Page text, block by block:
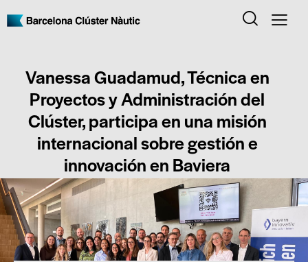
Vanessa Guadamud, Técnica en
Proyectos y Administración del
Clúster, participa en una misión
internacional sobre gestión e
innovación en Baviera